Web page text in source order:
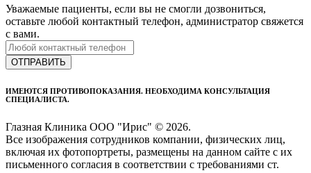
Уважаемые пациенты, если вы не смогли дозвониться,
оставьте любой контактный телефон, администратор свяжется
с вами.
ОТПРАВИТЬ
ИМЕЮТСЯ ПРОТИВОПОКАЗАНИЯ. НЕОБХОДИМА КОНСУЛЬТАЦИЯ
СПЕЦИАЛИСТА.
Глазная Клиника ООО "Ирис" © 2026.
Все изображения сотрудников компании, физических лиц,
включая их фотопортреты, размещены на данном сайте с их
письменного согласия в соответствии с требованиями ст.